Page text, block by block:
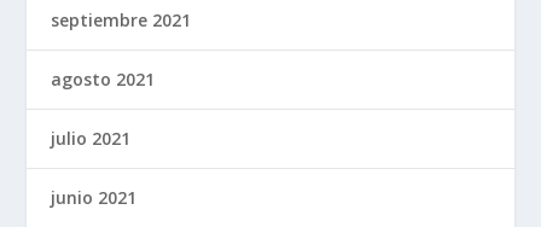
septiembre 2021
agosto 2021
julio 2021
junio 2021